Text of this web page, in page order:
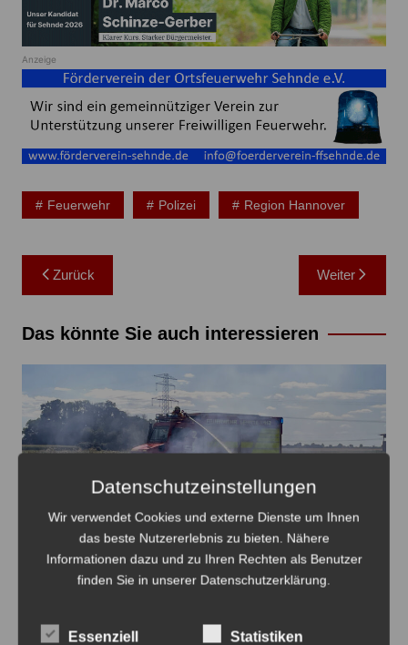
Anzeige
Feuerwehr Polizei Region Hannover
Beitragsnavigation
Zurück Weiter
Das könnte Sie auch interessieren
Mit Hilfe eines Schnellangriffs über eine Dachluke des
Tanklöschfahrzeugs wird eine Ausbreitung des Feuers
verhindert - Foto: FFw Lehrte
Feuerwehr Ahlten löscht Flächenbrand
Datenschutzeinstellungen
Wir verwendet Cookies und externe Dienste um Ihnen
das beste Nutzererlebnis zu bieten. Nähere
Informationen dazu und zu Ihren Rechten als Benutzer
finden Sie in unserer Datenschutzerklärung.
Essenziell Statistiken